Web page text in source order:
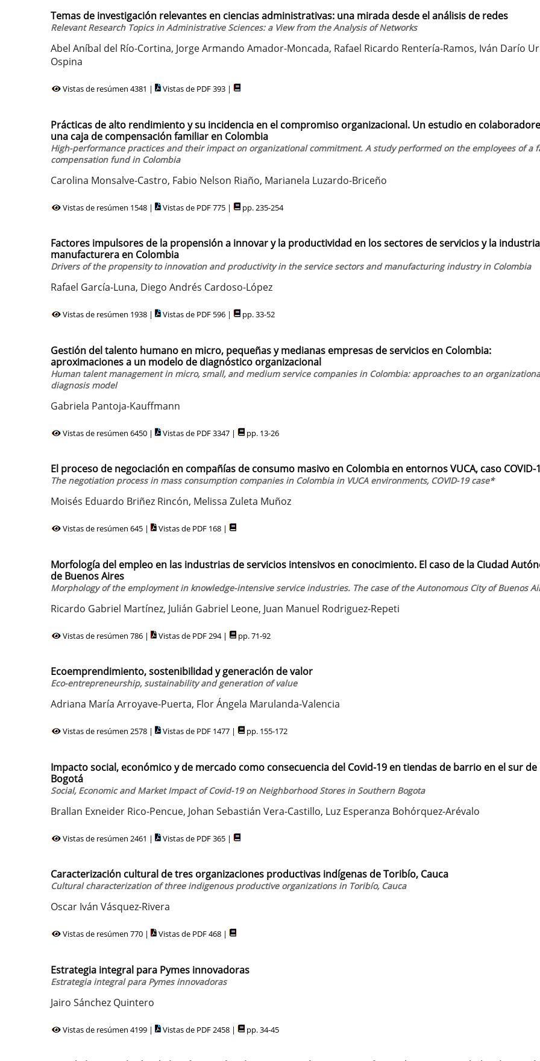
Temas de investigación relevantes en ciencias administrativas: una mirada desde el análisis de redes
Relevant Research Topics in Administrative Sciences: a View from the Analysis of Networks
Abel Aníbal del Río-Cortina, Jorge Armando Amador-Moncada, Rafael Ricardo Rentería-Ramos, Iván Darío
Ospina
Vistas de resúmen 4381 | Vistas de PDF 393 |
Prácticas de alto rendimiento y su incidencia en el compromiso organizacional. Un estudio en
una caja de compensación familiar en Colombia
High-performance practices and their impact on organizational commitment. A study performed on the employees of a
compensation fund in Colombia
Carolina Monsalve-Castro, Fabio Nelson Riaño, Marianela Luzardo-Briceño
Vistas de resúmen 1548 | Vistas de PDF 775 | pp. 235-254
Factores impulsores de la propensión a innovar y la productividad en los sectores de servicios y la industria
manufacturera en Colombia
Drivers of the propensity to innovation and productivity in the service sectors and manufacturing industry in Colombia
Rafael García-Luna, Diego Andrés Cardoso-López
Vistas de resúmen 1938 | Vistas de PDF 596 | pp. 33-52
Gestión del talento humano en micro, pequeñas y medianas empresas de servicios en Colombia:
aproximaciones a un modelo de diagnóstico organizacional
Human talent management in micro, small, and medium service companies in Colombia: approaches to an
diagnosis model
Gabriela Pantoja-Kauffmann
Vistas de resúmen 6450 | Vistas de PDF 3347 | pp. 13-26
El proceso de negociación en compañías de consumo masivo en Colombia en entornos VUCA, caso COVID-
The negotiation process in mass consumption companies in Colombia in VUCA environments, COVID-19 case*
Moisés Eduardo Briñez Rincón, Melissa Zuleta Muñoz
Vistas de resúmen 645 | Vistas de PDF 168 |
Morfología del empleo en las industrias de servicios intensivos en conocimiento. El caso de la Ciudad
de Buenos Aires
Morphology of the employment in knowledge-intensive service industries. The case of the Autonomous City of Buenos
Ricardo Gabriel Martínez, Julián Gabriel Leone, Juan Manuel Rodriguez-Repeti
Vistas de resúmen 786 | Vistas de PDF 294 | pp. 71-92
Ecoemprendimiento, sostenibilidad y generación de valor
Eco-entrepreneurship, sustainability and generation of value
Adriana María Arroyave-Puerta, Flor Ángela Marulanda-Valencia
Vistas de resúmen 2578 | Vistas de PDF 1477 | pp. 155-172
Impacto social, económico y de mercado como consecuencia del Covid-19 en tiendas de barrio en el sur de
Bogotá
Social, Economic and Market Impact of Covid-19 on Neighborhood Stores in Southern Bogota
Brallan Exneider Rico-Pencue, Johan Sebastián Vera-Castillo, Luz Esperanza Bohórquez-Arévalo
Vistas de resúmen 2461 | Vistas de PDF 365 |
Caracterización cultural de tres organizaciones productivas indígenas de Toribío, Cauca
Cultural characterization of three indigenous productive organizations in Toribío, Cauca
Oscar Iván Vásquez-Rivera
Vistas de resúmen 770 | Vistas de PDF 468 |
Estrategia integral para Pymes innovadoras
Estrategia integral para Pymes innovadoras
Jairo Sánchez Quintero
Vistas de resúmen 4199 | Vistas de PDF 2458 | pp. 34-45